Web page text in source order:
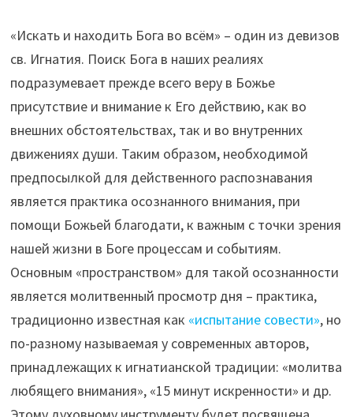
«Искать и находить Бога во всём» – один из девизов
св. Игнатия. Поиск Бога в наших реалиях
подразумевает прежде всего веру в Божье
присутствие и внимание к Его действию, как во
внешних обстоятельствах, так и во внутренних
движениях души. Таким образом, необходимой
предпосылкой для действенного распознавания
является практика осознанного внимания, при
помощи Божьей благодати, к важным с точки зрения
нашей жизни в Боге процессам и событиям.
Основным «пространством» для такой осознанности
является молитвенный просмотр дня – практика,
традиционно известная как «испытание совести», но
по-разному называемая у современных авторов,
принадлежащих к игнатианской традиции: «молитва
любящего внимания», «15 минут искренности» и др.